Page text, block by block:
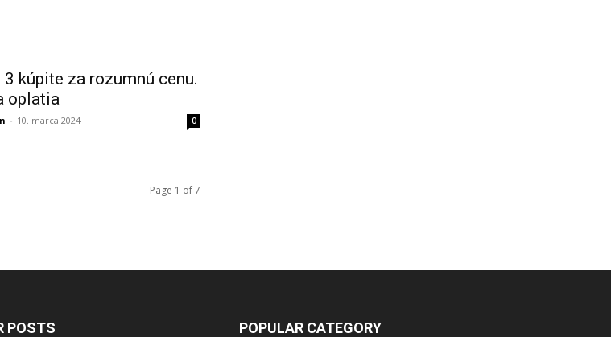
kúpite za rozumnú cenu.
oplatia
- 10. marca 2024 0
Page 1 of 7
POSTS POPULAR CATEGORY